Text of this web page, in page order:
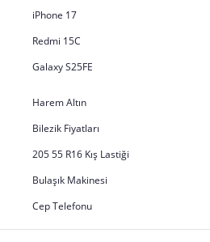
iPhone 17
Redmi 15C
Galaxy S25FE
Harem Altın
Bilezik Fiyatları
205 55 R16 Kış Lastiği
Bulaşık Makinesi
Cep Telefonu